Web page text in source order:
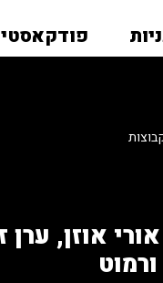
אוזן, ערן